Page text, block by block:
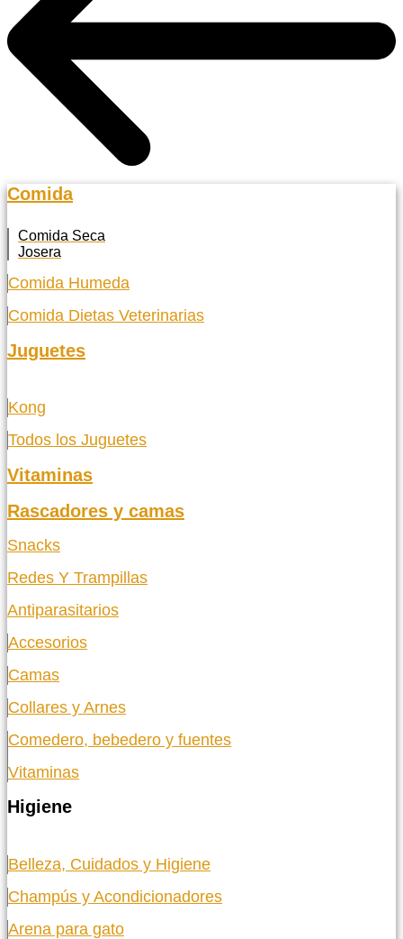
Comida
Comida Seca
Josera
Comida Humeda
Comida Dietas Veterinarias
Juguetes
Kong
Todos los Juguetes
Vitaminas
Rascadores y camas
Snacks
Redes Y Trampillas
Antiparasitarios
Accesorios
Camas
Collares y Arnes
Comedero, bebedero y fuentes
Vitaminas
Higiene
Belleza, Cuidados y Higiene
Champús y Acondicionadores
Arena para gato